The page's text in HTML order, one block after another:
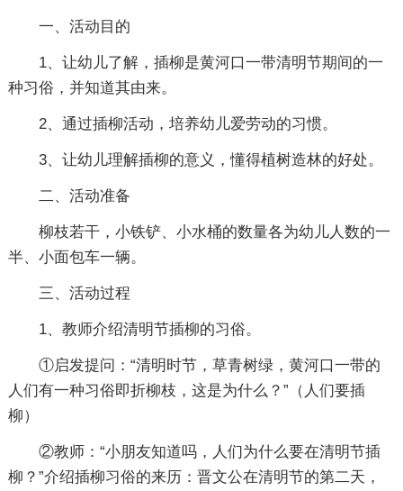
一、活动目的
1、让幼儿了解，插柳是黄河口一带清明节期间的一
种习俗，并知道其由来。
2、通过插柳活动，培养幼儿爱劳动的习惯。
3、让幼儿理解插柳的意义，懂得植树造林的好处。
二、活动准备
柳枝若干，小铁铲、小水桶的数量各为幼儿人数的一
半、小面包车一辆。
三、活动过程
1、教师介绍清明节插柳的习俗。
①启发提问：“清明时节，草青树绿，黄河口一带的
人们有一种习俗即折柳枝，这是为什么？”（人们要插
柳）
②教师：“小朋友知道吗，人们为什么要在清明节插
柳？”介绍插柳习俗的来历：晋文公在清明节的第二天，